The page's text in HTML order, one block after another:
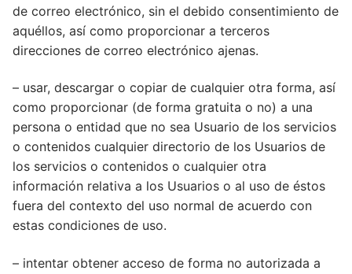
de correo electrónico, sin el debido consentimiento de
aquéllos, así como proporcionar a terceros
direcciones de correo electrónico ajenas.
– usar, descargar o copiar de cualquier otra forma, así
como proporcionar (de forma gratuita o no) a una
persona o entidad que no sea Usuario de los servicios
o contenidos cualquier directorio de los Usuarios de
los servicios o contenidos o cualquier otra
información relativa a los Usuarios o al uso de éstos
fuera del contexto del uso normal de acuerdo con
estas condiciones de uso.
– intentar obtener acceso de forma no autorizada a